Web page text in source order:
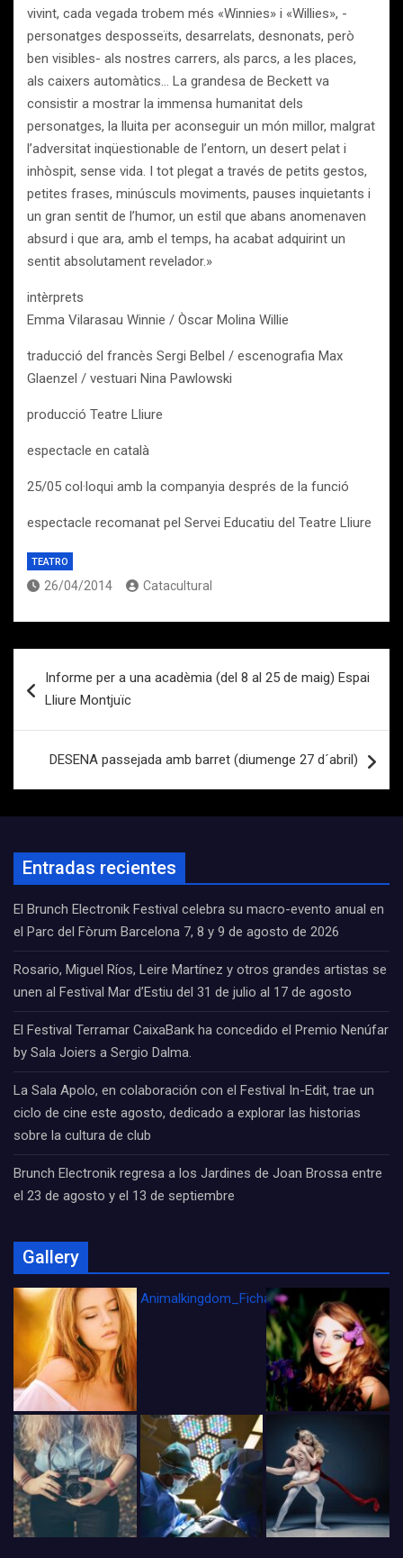
vivint, cada vegada trobem més «Winnies» i «Willies», -
personatges desposseïts, desarrelats, desnonats, però
ben visibles- als nostres carrers, als parcs, a les places,
als caixers automàtics… La grandesa de Beckett va
consistir a mostrar la immensa humanitat dels
personatges, la lluita per aconseguir un món millor, malgrat
l’adversitat inqüestionable de l’entorn, un desert pelat i
inhòspit, sense vida. I tot plegat a través de petits gestos,
petites frases, minúsculs moviments, pauses inquietants i
un gran sentit de l’humor, un estil que abans anomenaven
absurd i que ara, amb el temps, ha acabat adquirint un
sentit absolutament revelador.»
intèrprets
Emma Vilarasau Winnie / Òscar Molina Willie
traducció del francès Sergi Belbel / escenografia Max
Glaenzel / vestuari Nina Pawlowski
producció Teatre Lliure
espectacle en català
25/05 col·loqui amb la companyia després de la funció
espectacle recomanat pel Servei Educatiu del Teatre Lliure
TEATRO
26/04/2014 Catacultural
de
Informe per a una acadèmia (del 8 al 25 de maig) Espai
Lliure Montjuïc
DESENA passejada amb barret (diumenge 27 d´abril)
Entradas recientes
El Brunch Electronik Festival celebra su macro-evento anual en
el Parc del Fòrum Barcelona 7, 8 y 9 de agosto de 2026
Rosario, Miguel Ríos, Leire Martínez y otros grandes artistas se
unen al Festival Mar d’Estiu del 31 de julio al 17 de agosto
El Festival Terramar CaixaBank ha concedido el Premio Nenúfar
by Sala Joiers a Sergio Dalma.
La Sala Apolo, en colaboración con el Festival In-Edit, trae un
ciclo de cine este agosto, dedicado a explorar las historias
sobre la cultura de club
Brunch Electronik regresa a los Jardines de Joan Brossa entre
el 23 de agosto y el 13 de septiembre
Gallery
Animalkingdom_FichaCine